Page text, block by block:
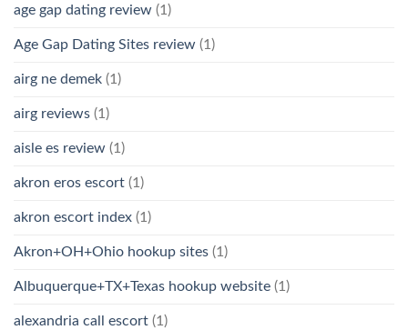
age gap dating review (1)
Age Gap Dating Sites review (1)
airg ne demek (1)
airg reviews (1)
aisle es review (1)
akron eros escort (1)
akron escort index (1)
Akron+OH+Ohio hookup sites (1)
Albuquerque+TX+Texas hookup website (1)
alexandria call escort (1)